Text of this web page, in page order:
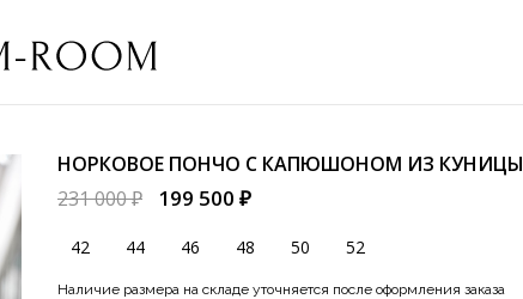
НОРКОВОЕ ПОНЧО С КАПЮШОНОМ ИЗ КУНИЦЫ
231 000 ₽
199 500 ₽
42 44 46 48 50 52
Наличие размера на складе уточняется после оформления заказа